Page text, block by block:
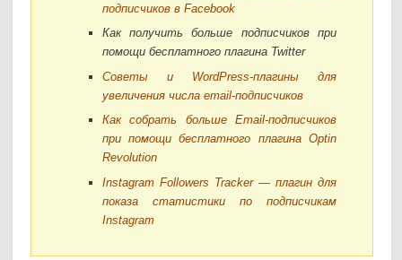
подписчиков в Facebook
Как получить больше подписчиков при
помощи бесплатного плагина Twitter
Советы и WordPress-плагины для
увеличения числа еmail-подписчиков
Как собрать больше Email-подписчиков
при помощи бесплатного плагина Optin
Revolution
Instagram Followers Tracker — плагин для
показа статистики по подписчикам
Instagram